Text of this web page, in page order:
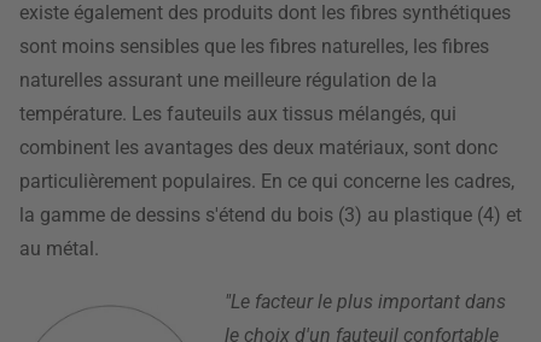
existe également des produits dont les fibres synthétiques
sont moins sensibles que les fibres naturelles, les fibres
naturelles assurant une meilleure régulation de la
température. Les fauteuils aux tissus mélangés, qui
combinent les avantages des deux matériaux, sont donc
particulièrement populaires. En ce qui concerne les cadres,
la gamme de dessins s'étend du bois (3) au plastique (4) et
au métal.
"Le facteur le plus important dans
le choix d'un fauteuil confortable